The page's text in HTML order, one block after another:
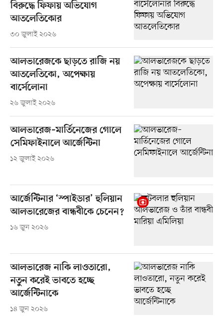
বিরুদ্ধে ফিফায় অভিযোগ
আতলেতিকোর
৩০ জুলাই ২০২৬
আলভারেজকে ছাড়তে রাজি নয়
আতলেতিকো, অপেক্ষায়
বার্সেলোনা
২৬ জুলাই ২০২৬
আলভারেজ–মার্তিনেজের গোলে
সেমিফাইনালে আর্জেন্টিনা
১২ জুলাই ২০২৬
আর্জেন্টিনার ‘স্পাইডার’ হুলিয়ান
আলভারেজের বান্ধবীকে চেনেন?
১৬ জুন ২০২৬
আলভারেজ নাকি লাওতারো,
নতুন করেই ভাবতে হচ্ছে
আর্জেন্টিনাকে
১৪ জুন ২০২৬